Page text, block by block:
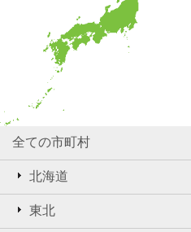
全ての市町村
北海道
東北